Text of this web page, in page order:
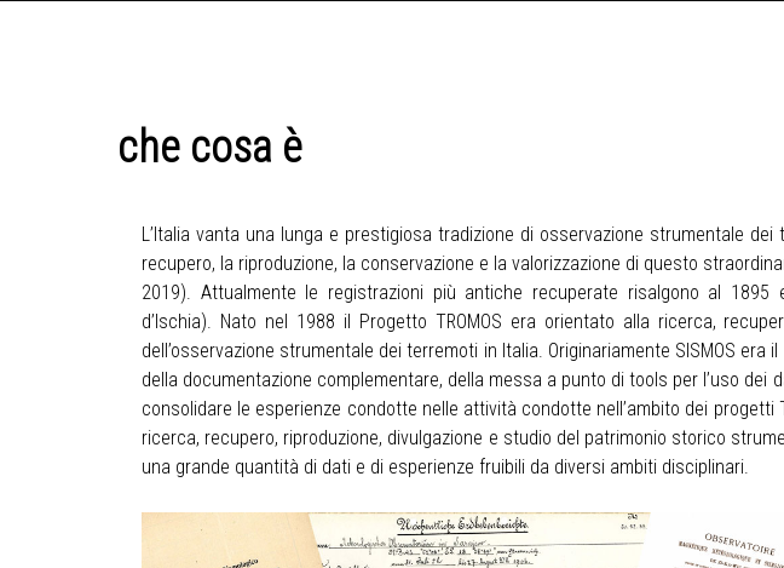
che cosa è
L’Italia vanta una lunga e prestigiosa tradizione di osservazione strumentale
recupero, la riproduzione, la conservazione e la valorizzazione di questo
2019). Attualmente le registrazioni più antiche recuperate risalgono al
d’Ischia). Nato nel 1988 il Progetto TROMOS era orientato alla ricerca,
dell’osservazione strumentale dei terremoti in Italia. Originariamente SISMOS
della documentazione complementare, della messa a punto di tools per l’uso
consolidare le esperienze condotte nelle attività condotte nell’ambito dei progetti
ricerca, recupero, riproduzione, divulgazione e studio del patrimonio storico
una grande quantità di dati e di esperienze fruibili da diversi ambiti disciplinari.